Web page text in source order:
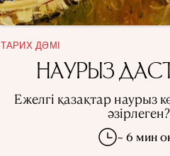
ТАРИХ ДӘМІ
НАУРЫЗ
Ежелгі қазақтар наурыз
әзірлеген?
~ 6 мин